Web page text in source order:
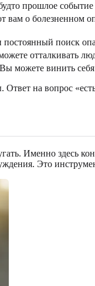
прошлое
о болезненном
поиск
отталкивать
можете винить
на вопрос
Именно здесь
Это